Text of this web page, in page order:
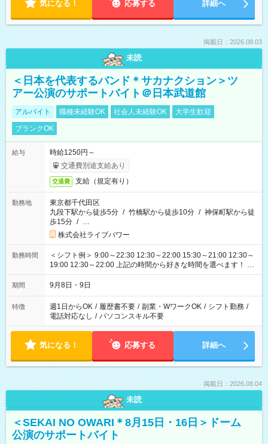
気になる！ 応募する 詳細へ
掲載日：2026.08.03
未読
＜日本を代表するバンド＊サカナクション＞ツ
アー公演のサポートバイト＠日本武道館
アルバイト 職種未経験OK 社会人未経験OK
大学生歓迎
ブランクOK
給与
時給1250円～
交通費別途支給あり
交通費 支給（規定有り）
勤務地
東京都千代田区
九段下駅から徒歩5分 / 竹橋駅から徒歩10分 / 神保町駅から徒
歩15分 / …
株式会社ライブパワー
勤務時間
＜シフト例＞ 9:00～22:30 12:30～22:00 15:30～21:00 12:30～
19:00 12:30～22:00 上記の時間から好きな時間を選べます！ ※
時間は変更となる可能性があります
期間 9月8日・9日
特徴 週1日からOK / 履歴書不要 / 副業・WワークOK / シフト勤務 /
電話対応なし / パソコンスキル不要
気になる！ 応募する 詳細へ
掲載日：2026.08.04
未読
＜SEKAI NO OWARI＊8月15日・16日＞ドーム
公演のサポートバイト